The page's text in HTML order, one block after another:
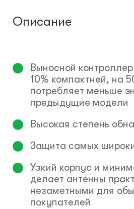
Описание
Выносной
10% компактней, на
потребляет меньше
предыдущие модели
Высокая степень
Защита самых
Узкий корпус и
делает антенны
незаметными для
покупателей